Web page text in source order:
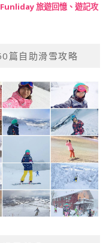
旅遊回憶、遊記攻
篇自助滑雪攻略